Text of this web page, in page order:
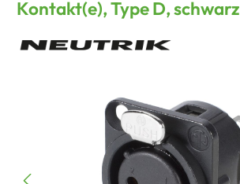
Kontakt(e), Type D, schwarz